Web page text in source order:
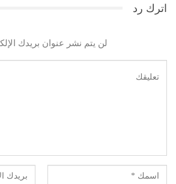
اترك رد
لن يتم نشر عنوان بريدك